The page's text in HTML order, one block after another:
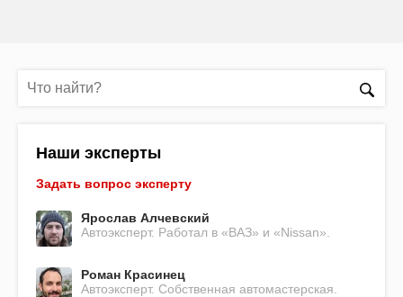
Наши эксперты
Задать вопрос эксперту
Ярослав Алчевский
Автоэксперт. Работал в «ВАЗ» и «Nissan».
Роман Красинец
Автоэксперт. Собственная автомастерская.